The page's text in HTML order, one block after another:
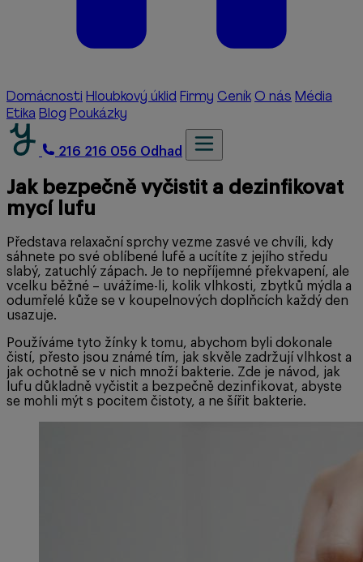
Domácnosti Hloubkový úklid Firmy Ceník O nás Média
Etika Blog Poukázky
216 216 056 Odhad
Jak bezpečně vyčistit a dezinfikovat
mycí lufu
Představa relaxační sprchy vezme zasvé ve chvíli, kdy
sáhnete po své oblíbené lufě a ucítíte z jejího středu
slabý, zatuchlý zápach. Je to nepříjemné překvapení, ale
vcelku běžné – uvážíme-li, kolik vlhkosti, zbytků mýdla a
odumřelé kůže se v koupelnových doplňcích každý den
usazuje.
Používáme tyto žínky k tomu, abychom byli dokonale
čistí, přesto jsou známé tím, jak skvěle zadržují vlhkost a
jak ochotně se v nich množí bakterie. Zde je návod, jak
lufu důkladně vyčistit a bezpečně dezinfikovat, abyste
se mohli mýt s pocitem čistoty, a ne šířit bakterie.